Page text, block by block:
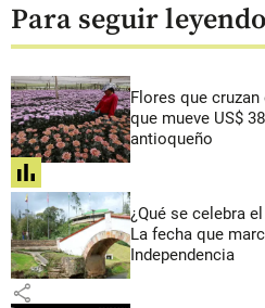
Para seguir leyendo
Flores que
que mueve US$
antioqueño
share
¿Qué se celebra
La fecha que
Independencia
share